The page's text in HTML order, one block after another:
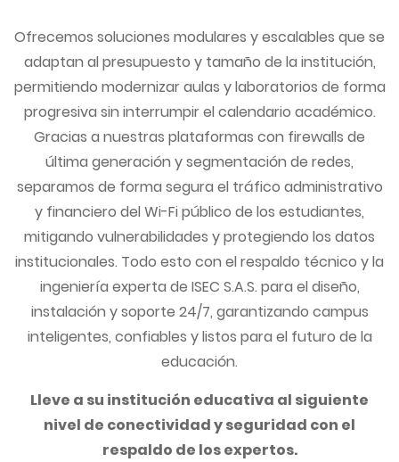
Ofrecemos soluciones modulares y escalables que se
adaptan al presupuesto y tamaño de la institución,
permitiendo modernizar aulas y laboratorios de forma
progresiva sin interrumpir el calendario académico.
Gracias a nuestras plataformas con firewalls de
última generación y segmentación de redes,
separamos de forma segura el tráfico administrativo
y financiero del Wi-Fi público de los estudiantes,
mitigando vulnerabilidades y protegiendo los datos
institucionales. Todo esto con el respaldo técnico y la
ingeniería experta de ISEC S.A.S. para el diseño,
instalación y soporte 24/7, garantizando campus
inteligentes, confiables y listos para el futuro de la
educación.
Lleve a su institución educativa al siguiente
nivel de conectividad y seguridad con el
respaldo de los expertos.